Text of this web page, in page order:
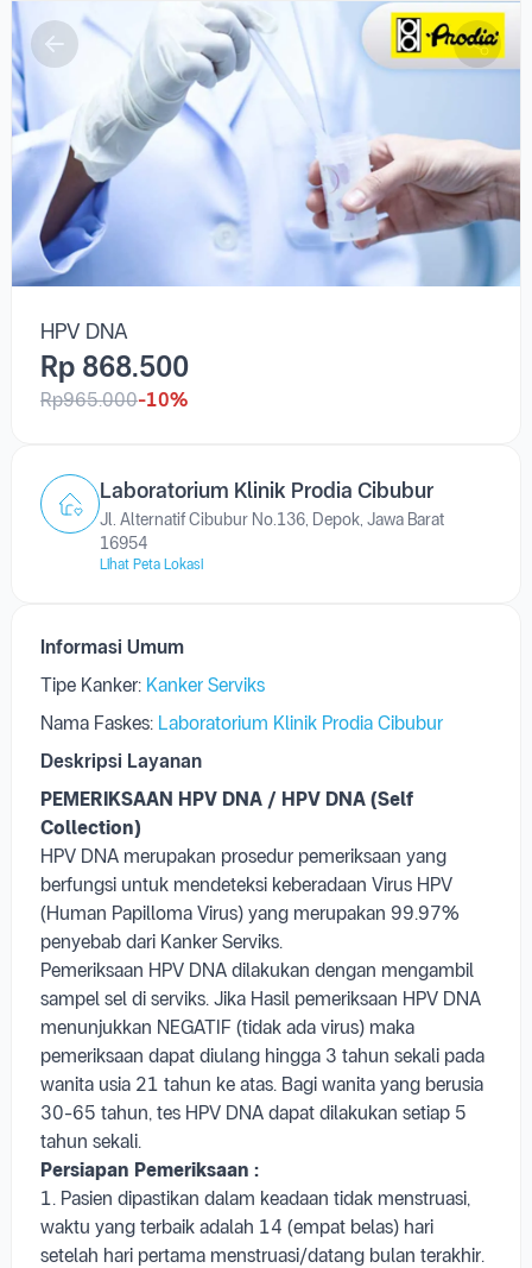
HPV DNA
Rp 868.500
Rp965.000-10%
Laboratorium Klinik Prodia Cibubur
Jl. Alternatif Cibubur No.136, Depok, Jawa Barat
16954
Lihat Peta Lokasi
Informasi Umum
Tipe Kanker: Kanker Serviks
Nama Faskes: Laboratorium Klinik Prodia Cibubur
Deskripsi Layanan
PEMERIKSAAN HPV DNA / HPV DNA (Self
Collection)
HPV DNA merupakan prosedur pemeriksaan yang
berfungsi untuk mendeteksi keberadaan Virus HPV
(Human Papilloma Virus) yang merupakan 99.97%
penyebab dari Kanker Serviks.
Pemeriksaan HPV DNA dilakukan dengan mengambil
sampel sel di serviks. Jika Hasil pemeriksaan HPV DNA
menunjukkan NEGATIF (tidak ada virus) maka
pemeriksaan dapat diulang hingga 3 tahun sekali pada
wanita usia 21 tahun ke atas. Bagi wanita yang berusia
30-65 tahun, tes HPV DNA dapat dilakukan setiap 5
tahun sekali.
Persiapan Pemeriksaan :
1. Pasien dipastikan dalam keadaan tidak menstruasi,
waktu yang terbaik adalah 14 (empat belas) hari
setelah hari pertama menstruasi/datang bulan terakhir.